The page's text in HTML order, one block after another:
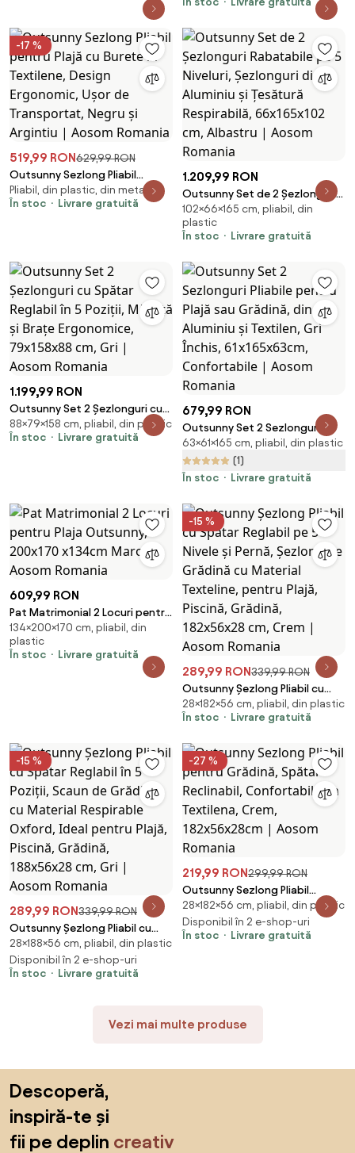
și Țesătură Oxford Rezistentă,
-17 %
519,99 RON629,99 RON
Outsunny Sezlong Pliabil
pentru Plajă cu Burete în
Textilene, Design Ergonomic,
Pliabil, din plastic, din metal
În stoc
Livrare gratuită
1.209,99 RON
Outsunny Set de 2 Șezlonguri
Rabatabile pe 5 Niveluri,
Șezlonguri din Aluminiu și
Țesătură Respirabilă,
Aosom Romania
102×66×165 cm, pliabil, din
plastic
În stoc
Livrare gratuită
1.199,99 RON
Outsunny Set 2 Șezlonguri cu
Spătar Reglabil în 5 Poziții,
Măsuță și Brațe Ergonomice,
88×79×158 cm, pliabil, din plastic
În stoc
Livrare gratuită
679,99 RON
Outsunny Set 2 Sezlonguri
Pliabile pentru Plajă sau
Grădină, din Aluminiu și Textilen,
Gri Închis, 61x165x63cm,
63×61×165 cm, pliabil, din plastic
(1)
În stoc
Livrare gratuită
609,99 RON
Pat Matrimonial 2 Locuri pentru
Plaja Outsunny, 200x170
x134cm Maro | Aosom Romania
134×200×170 cm, pliabil, din
plastic
În stoc
Livrare gratuită
-15 %
289,99 RON339,99 RON
Outsunny Șezlong Pliabil cu
Spătar Reglabil pe 5 Nivele și
Pernă, Șezlong de Grădină cu
Piscină, Grădină, 182x56x28 cm,
Crem | Aosom Romania
28×182×56 cm, pliabil, din plastic
În stoc
Livrare gratuită
-15 %
289,99 RON339,99 RON
Outsunny Șezlong Pliabil cu
Spătar Reglabil în 5 Poziții,
Scaun de Grădină cu Material
Respirable Oxford, Ideal pentru
28×188×56 cm, pliabil, din plastic
Disponibil în 2 e-shop-uri
În stoc
Livrare gratuită
-27 %
219,99 RON299,99 RON
Outsunny Sezlong Pliabil
pentru Grădină, Spătar
Reclinabil, Confortabil, din
Textilena, Crem, 182x56x28cm |
28×182×56 cm, pliabil, din plastic
Disponibil în 2 e-shop-uri
În stoc
Livrare gratuită
Vezi mai multe produse
Descoperă,
inspiră-te și
fii pe deplin creativ